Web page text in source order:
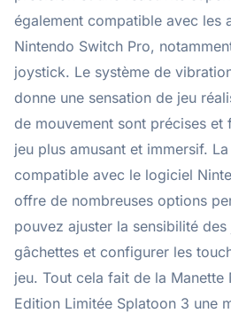
également compatible avec les
Nintendo Switch Pro,
joystick. Le système de
donne une sensation de jeu
de mouvement sont précises et
jeu plus amusant et immersif.
compatible avec le logiciel
offre de nombreuses options
pouvez ajuster la sensibilité
gâchettes et configurer les
jeu. Tout cela fait de la Manette
Edition Limitée Splatoon 3 une